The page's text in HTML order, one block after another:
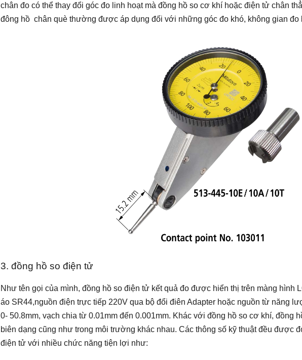
chân đo có thể thay đổi góc đo linh hoạt mà đồng hồ so cơ khí hoặc điện tử chân
đông hồ chân què thường được áp dụng đối với những góc đo khó, không gian đo
3. đồng hồ so điện tử
Như tên gọi của mình, đồng hồ so điện tử kết quả đo được hiển thị trên màng hình
áo SR44,nguồn điện trực tiếp 220V qua bộ đổi điên Adapter hoặc nguồn từ năng
0- 50.8mm, vạch chia từ 0.01mm đến 0.001mm. Khác với đồng hồ so cơ khí, đồng
biên dạng cũng như trong môi trường khác nhau. Các thông số kỹ thuật đều được
điện tử với nhiều chức năng tiện lợi như: